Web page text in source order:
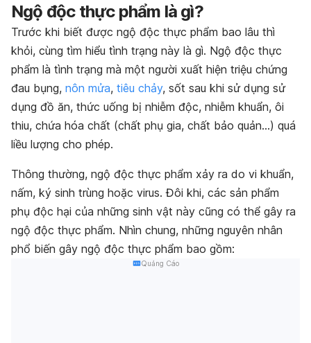
Ngộ độc thực phẩm là gì?
Trước khi biết được ngộ độc thực phẩm bao lâu thì
khỏi, cùng tìm hiểu tình trạng này là gì. Ngộ độc thực
phẩm là tình trạng mà một người xuất hiện triệu chứng
đau bụng, nôn mửa, tiêu chảy, sốt sau khi sử dụng sử
dụng đồ ăn, thức uống bị nhiễm độc, nhiễm khuẩn, ôi
thiu, chứa hóa chất (chất phụ gia, chất bảo quản…) quá
liều lượng cho phép.
Thông thường, ngộ độc thực phẩm xảy ra do vi khuẩn,
nấm, ký sinh trùng hoặc virus. Đôi khi, các sản phẩm
phụ độc hại của những sinh vật này cũng có thể gây ra
ngộ độc thực phẩm. Nhìn chung, những nguyên nhân
phổ biến gây ngộ độc thực phẩm bao gồm:
Quảng Cáo